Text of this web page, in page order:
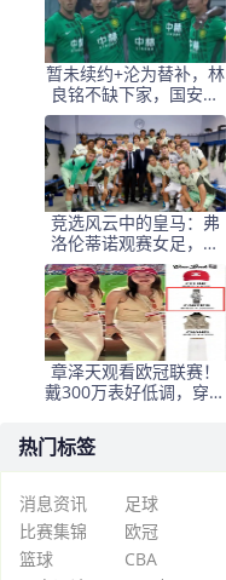
暂未续约+沦为替补，林
良铭不缺下家，国安留
第6外援踢亚冠，孔特差
个进球
竞选风云中的皇马：弗
洛伦蒂诺观赛女足，穆
里尼奥归队悬念待解
章泽天观看欧冠联赛！
戴300万表好低调，穿无
热门标签
消息资讯 足球
比赛集锦
欧冠
篮球
CBA